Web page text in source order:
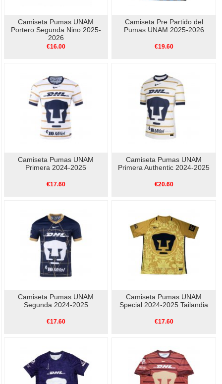
Camiseta Pumas UNAM
Portero Segunda Nino 2025-
2026
€16.00
Camiseta Pre Partido del
Pumas UNAM 2025-2026
€19.60
Camiseta Pumas UNAM
Primera 2024-2025
€17.60
Camiseta Pumas UNAM
Primera Authentic 2024-2025
€20.60
Camiseta Pumas UNAM
Segunda 2024-2025
€17.60
Camiseta Pumas UNAM
Special 2024-2025 Tailandia
€17.60